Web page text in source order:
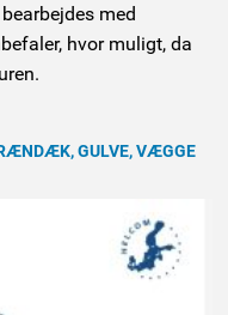
med
hvor muligt, da
GULVE, VÆGGE